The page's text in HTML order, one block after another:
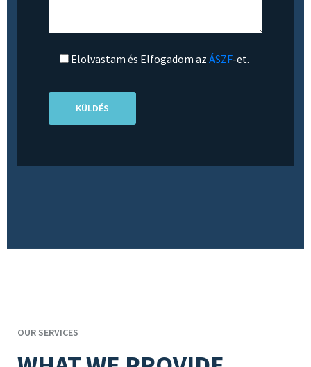
Elolvastam és Elfogadom az ÁSZF-et.
OUR SERVICES